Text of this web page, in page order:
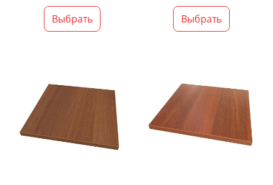
Выбрать Выбрать